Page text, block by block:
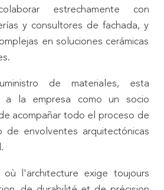
estrechamente con
y consultores de fachada, y
en soluciones cerámicas
de materiales, esta
a la empresa como un socio
acompañar todo el proceso de
de envolventes arquitectónicas
l'architecture exige toujours